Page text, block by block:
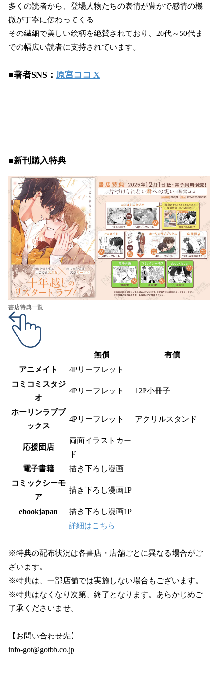
多くの読者から、登場人物たちの表情が豊かで感情の機
微が丁寧に伝わってくる
その繊細で美しい絵柄を絶賛されており、20代～50代ま
での幅広い読者に支持されています。
■著者SNS： 原宮ココ X
■新刊購入特典
書店特典一覧
無償
有償
アニメイト
4Pリーフレット
コミコミスタジ
オ
4Pリーフレット 12P小冊子
ホーリンラブブ
ックス
4Pリーフレット アクリルスタンド
応援団店
両面イラストカー
ド
電子書籍
描き下ろし漫画
コミックシーモ
ア
描き下ろし漫画1P
ebookjapan
描き下ろし漫画1P
詳細はこちら
※特典の配布状況は各書店・店舗ごとに異なる場合がご
ざいます。
※特典は、一部店舗では実施しない場合もございます。
※特典はなくなり次第、終了となります。あらかじめご
了承くださいませ。
【お問い合わせ先】
info-got@gotbb.co.jp